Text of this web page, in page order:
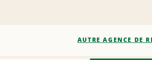
AUTRE AGENCE DE